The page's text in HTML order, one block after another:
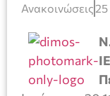
Ανακοινώσεις